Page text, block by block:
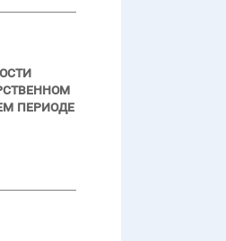
периоде